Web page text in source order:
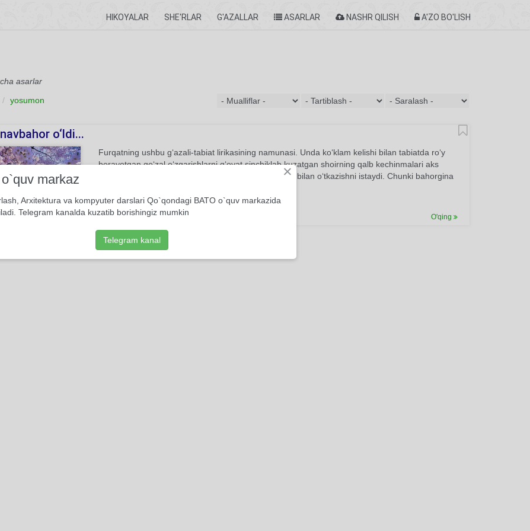
HIKOYALAR SHE'RLAR G'AZALLAR ASARLAR NASHR QILISH A'ZO BO'LISH
asarlar
yosumon
o‘ldi...
Furqatning ushbu g‘azali-tabiat lirikasining namunasi. Unda ko‘klam kelishi bilan tabiatda ro‘y
berayotgan go‘zal o‘zgarishlarni g‘oyat sinchiklab kuzatgan shoirning qalb kechinmalari aks
etgan. Shoir o‘tkinchi umrni go‘zallik qo‘ynida ezgulik bilan o‘tkazishni istaydi. Chunki bahorgina
Yakpora g'azal Zokirjon Xolmuhammad o'g'li Furqat O'qing
×
markaz
Arxitektura va kompyuter darslari Qo`qondagi BATO o`quv markazida
Telegram kanalda kuzatib borishingiz mumkin
Telegram kanal